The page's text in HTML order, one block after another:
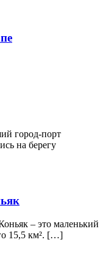
город-порт
на берегу
– это маленький
15,5 км². […]